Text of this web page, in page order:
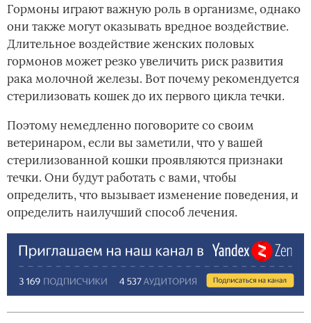
Гормоны играют важную роль в организме, однако
они также могут оказывать вредное воздействие.
Длительное воздействие женских половых
гормонов может резко увеличить риск развития
рака молочной железы. Вот почему рекомендуется
стерилизовать кошек до их первого цикла течки.
Поэтому немедленно поговорите со своим
ветеринаром, если вы заметили, что у вашей
стерилизованной кошки проявляются признаки
течки. Они будут работать с вами, чтобы
определить, что вызывает изменение поведения, и
определить наилучший способ лечения.